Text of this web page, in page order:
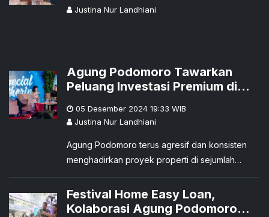
Justina Nur Landhiani
Agung Podomoro Tawarkan
Peluang Investasi Premium di
Future: Agung Podomoro’s
Signature Properties
05 Desember 2024 19:33 WIB
Justina Nur Landhiani
Agung Podomoro terus agresif dan konsisten
menghadirkan proyek properti di sejumlah
wilayah di Indonesia. Hal ini dibuktikan melalui
pameran dan talkshow bertajuk Discover The
Future: Agung Podomoro’s Signature Properties
Festival Home Easy Loan,
Kolaborasi Agung Podomoro